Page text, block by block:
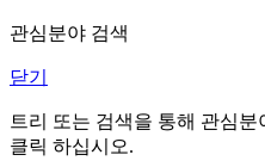
관심분야 검색
닫기
트리 또는 검색을 통해 관심분
클릭 하십시오.